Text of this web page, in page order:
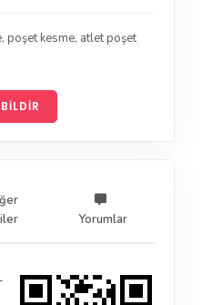
, poşet kesme, atlet poşet
Yorumlar